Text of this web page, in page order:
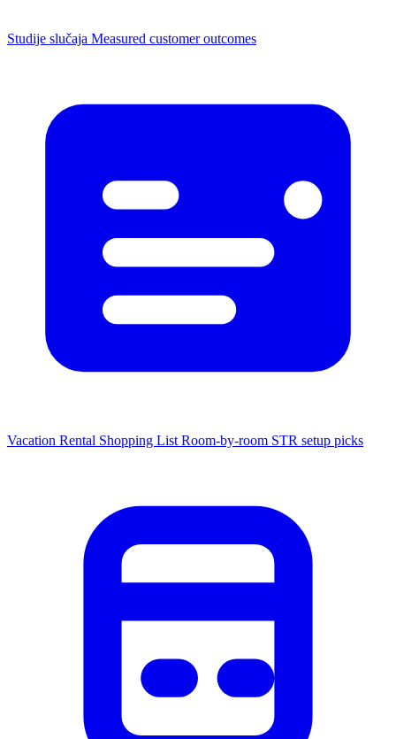
Studije slučaja Measured customer outcomes
Vacation Rental Shopping List Room-by-room STR setup picks